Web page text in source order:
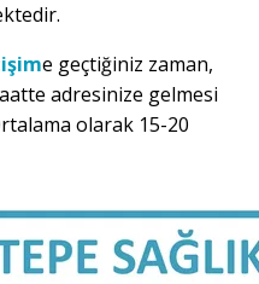
e geçtiğiniz zaman,
adresinize gelmesi
olarak 15-20